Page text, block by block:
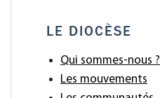
LE DIOCÈSE
Qui sommes-nous ?
Les mouvements